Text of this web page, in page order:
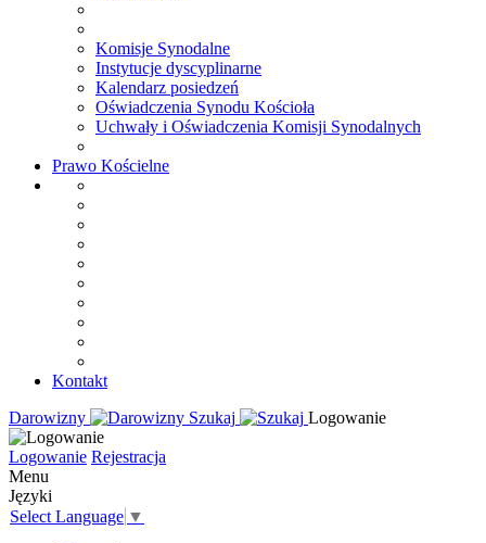
Komisje Synodalne
Instytucje dyscyplinarne
Kalendarz posiedzeń
Oświadczenia Synodu Kościoła
Uchwały i Oświadczenia Komisji Synodalnych
Prawo Kościelne
Kontakt
Darowizny
Szukaj Logowanie
Logowanie Rejestracja
Menu
Języki
Select Language ▼